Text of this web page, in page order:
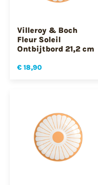
Villeroy & Boch
Fleur Soleil
Ontbijtbord 21,2 cm
€ 18,90